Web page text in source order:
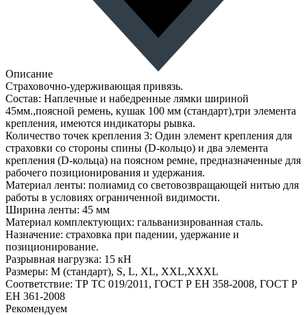
Описание
Страховочно-удерживающая привязь.
Состав: Наплечные и набедренные лямки шириной
45мм.,поясной ремень, кушак 100 мм (стандарт),три элемента
крепления, имеются индикаторы рывка.
Количество точек крепления 3: Один элемент крепления для
страховки со стороны спины (D-кольцо) и два элемента
крепления (D-кольца) на поясном ремне, предназначенные для
рабочего позиционирования и удержания.
Материал ленты: полиамид со световозвращающей нитью для
работы в условиях ограниченной видимости.
Ширина ленты: 45 мм
Материал комплектующих: гальванизированная сталь.
Назначение: страховка при падении, удержание и
позиционирование.
Разрывная нагрузка: 15 кН
Размеры: М (стандарт), S, L, XL, XXL,XXXL
Соответствие: ТР ТС 019/2011, ГОСТ Р ЕН 358-2008, ГОСТ Р
ЕН 361-2008
Рекомендуем